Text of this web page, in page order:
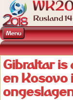
Gibraltar is
en Kosovo
Menu